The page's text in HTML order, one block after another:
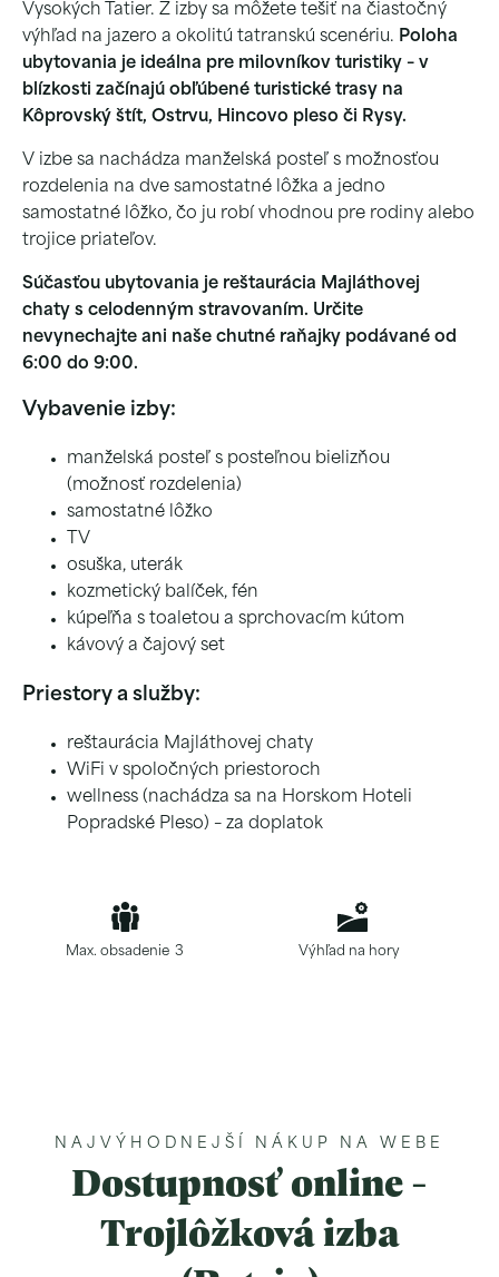
Vysokých Tatier. Z izby sa môžete tešiť na čiastočný
výhľad na jazero a okolitú tatranskú scenériu. Poloha
ubytovania je ideálna pre milovníkov turistiky – v
blízkosti začínajú obľúbené turistické trasy na
Kôprovský štít, Ostrvu, Hincovo pleso či Rysy.
V izbe sa nachádza manželská posteľ s možnosťou
rozdelenia na dve samostatné lôžka a jedno
samostatné lôžko, čo ju robí vhodnou pre rodiny alebo
trojice priateľov.
Súčasťou ubytovania je reštaurácia Majláthovej
chaty s celodenným stravovaním. Určite
nevynechajte ani naše chutné raňajky podávané od
6:00 do 9:00.
Vybavenie izby:
manželská posteľ s posteľnou bielizňou
(možnosť rozdelenia)
samostatné lôžko
TV
osuška, uterák
kozmetický balíček, fén
kúpeľňa s toaletou a sprchovacím kútom
kávový a čajový set
Priestory a služby:
reštaurácia Majláthovej chaty
WiFi v spoločných priestoroch
wellness (nachádza sa na Horskom Hoteli
Popradské Pleso) – za doplatok
Max. obsadenie 3 Výhľad na hory
NAJVÝHODNEJŠÍ NÁKUP NA WEBE
Dostupnosť online -
Trojlôžková izba